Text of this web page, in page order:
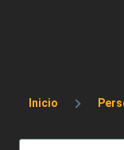
Inicio